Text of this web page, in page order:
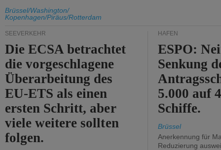
Brüssel/Washington/
Kopenhagen/Piräus/Rotterdam
SEEVERKEHR
Die ECSA betrachtet
die vorgeschlagene
Überarbeitung des
EU-ETS als einen
ersten Schritt, aber
viele weitere sollten
folgen.
HÄFEN
ESPO:
Senkung
5.000 auf
Schiffe.
Brüssel
Anerkennung für
Reduzierung